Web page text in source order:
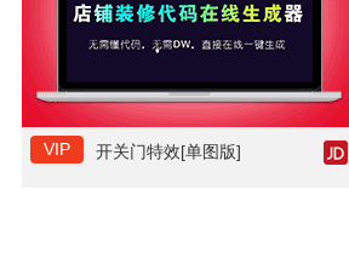
VIP 开关门特效[单图版]